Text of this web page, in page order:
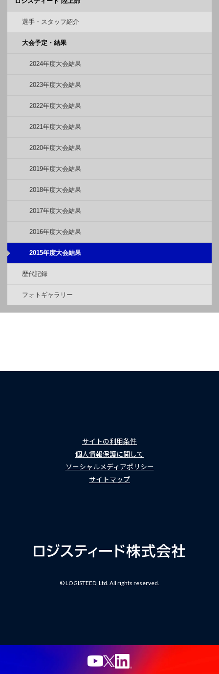
選手・スタッフ紹介
大会予定・結果
2024年度大会結果
2023年度大会結果
2022年度大会結果
2021年度大会結果
2020年度大会結果
2019年度大会結果
2018年度大会結果
2017年度大会結果
2016年度大会結果
2015年度大会結果
歴代記録
フォトギャラリー
サイトの利用条件
個人情報保護に関して
ソーシャルメディアポリシー
サイトマップ
© LOGISTEED, Ltd. All rights reserved.